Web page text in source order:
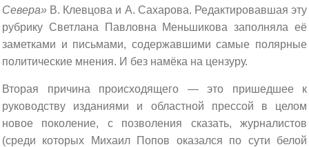
Севера» В. Клевцова и А. Сахарова. Редактировавшая эту
рубрику Светлана Павловна Меньшикова заполняла её
заметками и письмами, содержавшими самые полярные
политические мнения. И без намёка на цензуру.
Вторая причина происходящего — это пришедшее к
руководству изданиями и областной прессой в целом
новое поколение, с позволения сказать, журналистов
(среди которых Михаил Попов оказался по сути белой